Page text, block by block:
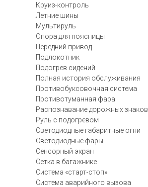
Круиз-контроль
Летние шины
Мультируль
Опора для поясницы
Передний привод
Подлокотник
Подогрев сидений
Полная история обслуживания
Противобуксовочная система
Противотуманная фара
Распознавание дорожных знаков
Руль с подогревом
Светодиодные габаритные огни
Светодиодные фары
Сенсорный экран
Сетка в багажнике
Система «старт-стоп»
Система аварийного вызова